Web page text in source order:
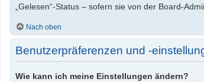
„Gelesen“-Status – sofern sie von der Board-
Nach oben
Benutzerpräferenzen und -
Wie kann ich meine Einstellungen ändern?